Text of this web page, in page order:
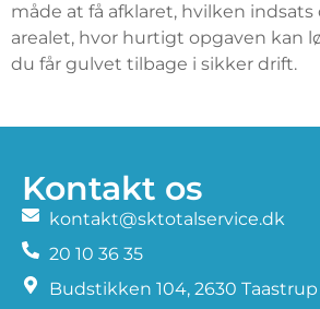
måde at få afklaret, hvilken indsats
arealet, hvor hurtigt opgaven kan
du får gulvet tilbage i sikker drift.
Kontakt os
kontakt@sktotalservice.dk
20 10 36 35
​Budstikken 104, 2630 Taastrup